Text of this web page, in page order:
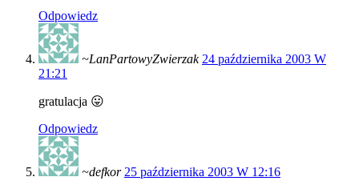
Odpowiedz
~LanPartowyZwierzak 24 października 2003 W
21:21
gratulacja 😛
Odpowiedz
~defkor 25 października 2003 W 12:16